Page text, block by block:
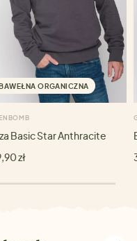
ORGANICZNA
Basic Star Anthracite
zł